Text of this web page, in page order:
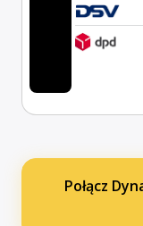
Połącz